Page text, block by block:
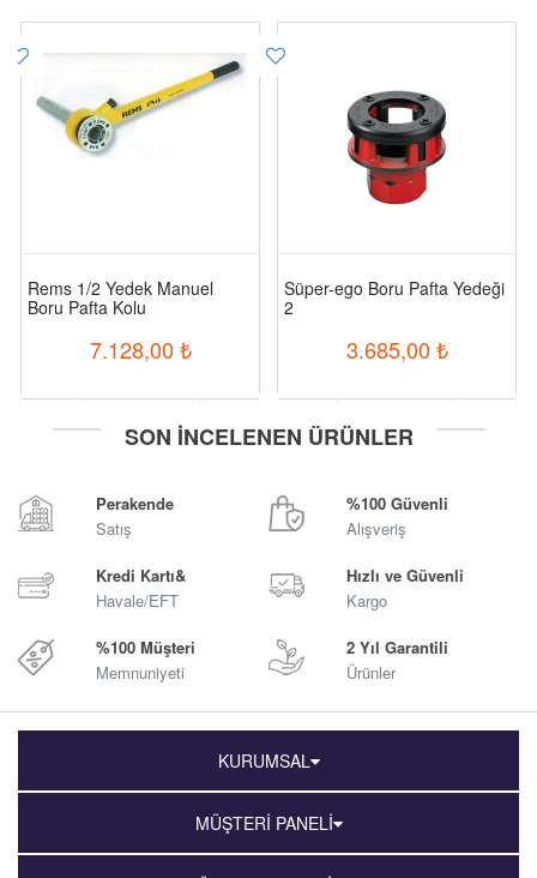
Rems 1/2 Yedek Manuel
Boru Pafta Kolu
7.128,00 ₺
Süper-ego Boru Pafta Yedeği
2
3.685,00 ₺
SON İNCELENEN ÜRÜNLER
Perakende
Satış
%100 Güvenli
Alışveriş
Kredi Kartı&
Havale/EFT
Hızlı ve Güvenli
Kargo
%100 Müşteri
Memnuniyeti
2 Yıl Garantili
Ürünler
KURUMSAL
MÜŞTERİ PANELİ